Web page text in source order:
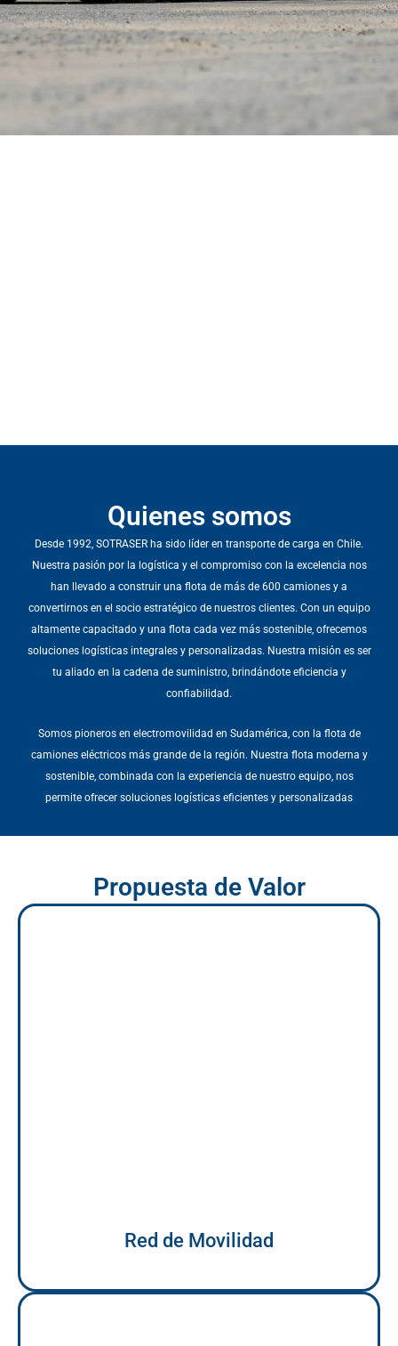
Quienes somos
Desde 1992, SOTRASER ha sido líder en transporte de carga en Chile.
Nuestra pasión por la logística y el compromiso con la excelencia nos
han llevado a construir una flota de más de 600 camiones y a
convertirnos en el socio estratégico de nuestros clientes. Con un equipo
altamente capacitado y una flota cada vez más sostenible, ofrecemos
soluciones logísticas integrales y personalizadas. Nuestra misión es ser
tu aliado en la cadena de suministro, brindándote eficiencia y
confiabilidad.
Somos pioneros en electromovilidad en Sudamérica, con la flota de
camiones eléctricos más grande de la región. Nuestra flota moderna y
sostenible, combinada con la experiencia de nuestro equipo, nos
permite ofrecer soluciones logísticas eficientes y personalizadas
Propuesta de Valor
Red de Movilidad